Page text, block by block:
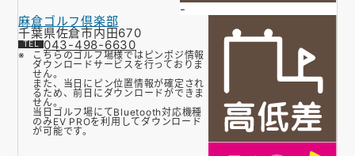
-
麻倉ゴルフ倶楽部
千葉県佐倉市内田670
043-498-6630
こちらのゴルフ場様ではピンポジ情報
ダウンロードサービスを行っておりま
せん。
また、当日にピン位置情報が確定され
るため、前日にダウンロードができま
せん。
当日ゴルフ場にてBluetooth対応機種
のみEV PROを利用してダウンロード
が可能です。